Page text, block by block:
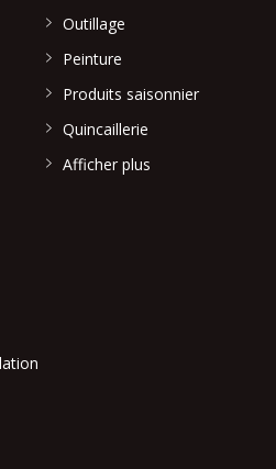
Outillage
Peinture
Produits saisonnier
Quincaillerie
Afficher plus